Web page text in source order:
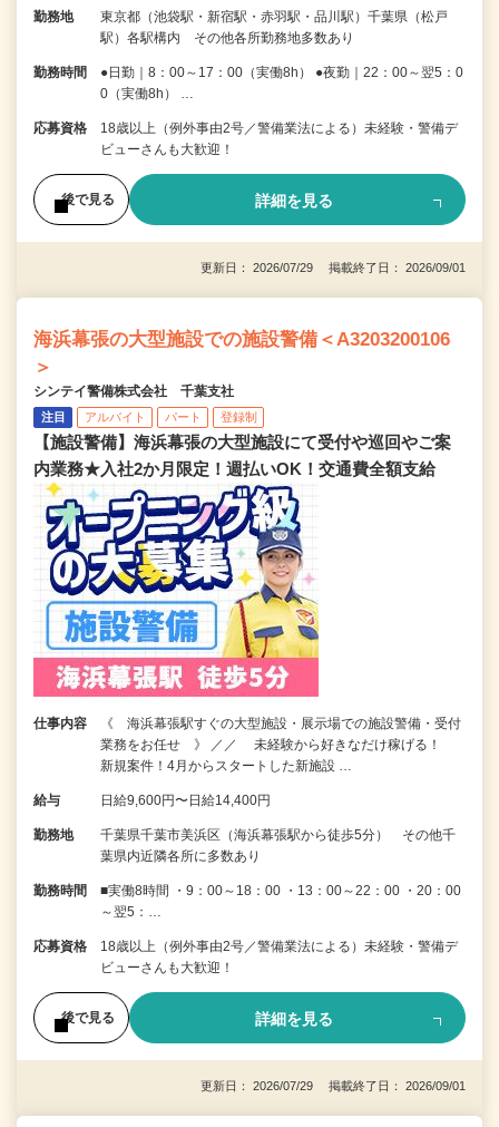
勤務地
東京都（池袋駅・新宿駅・赤羽駅・品川駅）千葉県（松戸
駅）各駅構内 その他各所勤務地多数あり
勤務時間
●日勤｜8：00～17：00（実働8h） ●夜勤｜22：00～翌5：0
0（実働8h） …
応募資格
18歳以上（例外事由2号／警備業法による）未経験・警備デ
ビューさんも大歓迎！
後で見る 詳細を見る
更新日： 2026/07/29 掲載終了日： 2026/09/01
海浜幕張の大型施設での施設警備＜A3203200106
＞
シンテイ警備株式会社 千葉支社
注目 アルバイト パート 登録制
【施設警備】海浜幕張の大型施設にて受付や巡回やご案
内業務★入社2か月限定！週払いOK！交通費全額支給
仕事内容
《 海浜幕張駅すぐの大型施設・展示場での施設警備・受付
業務をお任せ 》 ／／ 未経験から好きなだけ稼げる！
新規案件！4月からスタートした新施設 …
給与 日給9,600円〜日給14,400円
勤務地
千葉県千葉市美浜区（海浜幕張駅から徒歩5分） その他千
葉県内近隣各所に多数あり
勤務時間
■実働8時間 ・9：00～18：00 ・13：00～22：00 ・20：00
～翌5：…
応募資格
18歳以上（例外事由2号／警備業法による）未経験・警備デ
ビューさんも大歓迎！
後で見る 詳細を見る
更新日： 2026/07/29 掲載終了日： 2026/09/01